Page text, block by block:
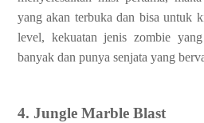
yang akan terbuka dan bisa untuk
level, kekuatan jenis zombie
banyak dan punya senjata yang
4. Jungle Marble Blast